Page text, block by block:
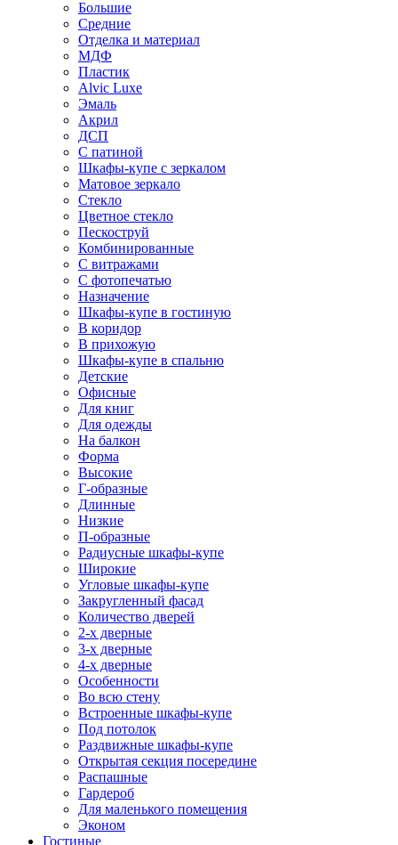
Большие
Средние
Отделка и материал
МДФ
Пластик
Alvic Luxe
Эмаль
Акрил
ДСП
С патиной
Шкафы-купе с зеркалом
Матовое зеркало
Стекло
Цветное стекло
Пескоструй
Комбинированные
С витражами
С фотопечатью
Назначение
Шкафы-купе в гостиную
В коридор
В прихожую
Шкафы-купе в спальню
Детские
Офисные
Для книг
Для одежды
На балкон
Форма
Высокие
Г-образные
Длинные
Низкие
П-образные
Радиусные шкафы-купе
Широкие
Угловые шкафы-купе
Закругленный фасад
Количество дверей
2-х дверные
3-х дверные
4-х дверные
Особенности
Во всю стену
Встроенные шкафы-купе
Под потолок
Раздвижные шкафы-купе
Открытая секция посередине
Распашные
Гардероб
Для маленького помещения
Эконом
Гостиные